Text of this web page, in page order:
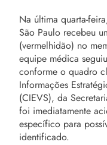
Na última quarta-
São Paulo recebeu
(vermelhidão) no
equipe médica
conforme o quadro
Informações
(CIEVS), da
foi imediatamente
específico para
identificado.